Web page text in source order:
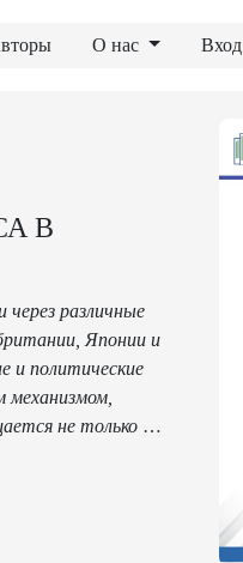
О нас Вход
В
различные
Японии и
и политические
не только в